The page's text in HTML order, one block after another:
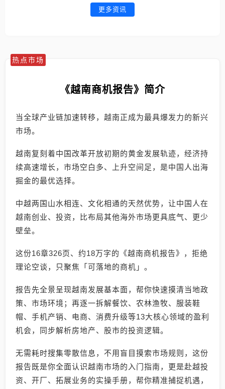
更多资讯
热点市场
《越南商机报告》简介
当全球产业链加速转移，越南正成为最具爆发力的新兴
市场。
越南复刻着中国改革开放初期的黄金发展轨迹，经济持
续高速增长，市场空白多、上升空间足，是中国人出海
掘金的最优选择。
中越两国山水相连、文化相通的天然优势，让中国人在
越南创业、投资，比布局其他海外市场更具底气、更少
壁垒。
这份16章326页、约18万字的《越南商机报告》，拒绝
理论空谈，只聚焦「可落地的商机」。
报告先全景呈现越南发展基本面，帮你快速摸清当地政
策、市场环境；再逐一拆解餐饮、农林渔牧、服装鞋
帽、手机产销、电商、消费升级等13大核心领域的盈利
机会，同步解析房地产、股市的投资逻辑。
无需耗时搜集零散信息，不用盲目摸索市场规则，这份
报告既是你全面认识越南市场的入门指南，更是赴越投
资、开厂、拓展业务的实操手册，帮你精准捕捉机遇，